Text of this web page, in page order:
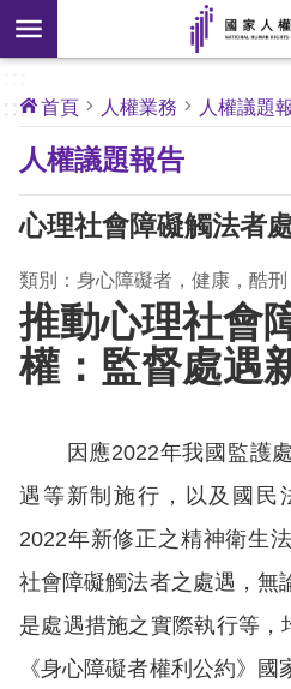
前往主要內容區塊
搜
尋
開
新
核
心
人
權
公
約
關
於
本
會
新
消
息
人
權
業
:::
首頁 人權業務 人權議題
人權議題報告
心理社會障礙觸法者
類別：身心障礙者，健康，酷刑
推動心理社會
權：監督處遇
因應2022年我國監護處
遇等新制施行，以及國民
2022年新修正之精神衛生
社會障礙觸法者之處遇，無
是處遇措施之實際執行等，
《身心障礙者權利公約》